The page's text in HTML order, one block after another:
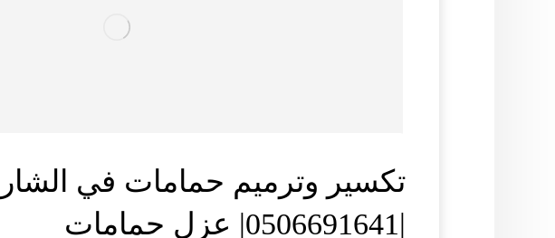
تكسير وترميم حمامات في
|0506691641| عزل حمامات